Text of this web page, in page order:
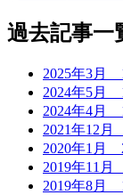
過去記事一
2025年3月
2024年5月
2024年4月
2021年12月
2020年1月
2019年11月
2019年8月